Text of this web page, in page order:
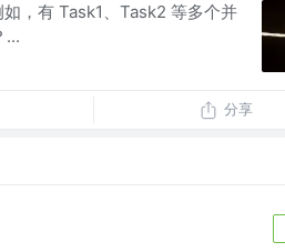
，有 Task1、Task2 等多个并
...
分享